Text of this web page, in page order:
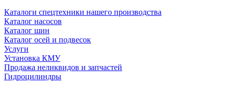
Каталоги спецтехники нашего производства
Каталог насосов
Каталог шин
Каталог осей и подвесок
Услуги
Установка КМУ
Продажа неликвидов и запчастей
Гидроцилиндры